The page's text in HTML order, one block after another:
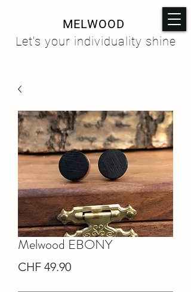
MELWOOD
Let's your individuality shine
Melwood EBONY
CHF 49.90Preis